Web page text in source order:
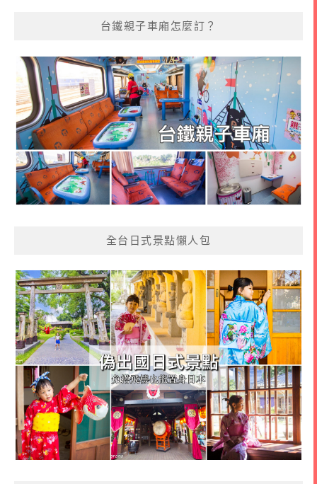
台鐵親子車廂怎麼訂？
全台日式景點懶人包